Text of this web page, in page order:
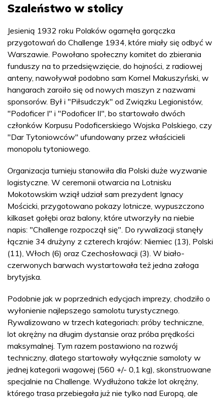
Szaleństwo w stolicy
Jesienią 1932 roku Polaków ogarnęła gorączka
przygotowań do Challenge 1934, które miały się odbyć w
Warszawie. Powołano społeczny komitet do zbierania
funduszy na to przedsięwzięcie, do hojności, z radiowej
anteny, nawoływał podobno sam Kornel Makuszyński, w
hangarach zaroiło się od nowych maszyn z nazwami
sponsorów. Był i "Piłsudczyk" od Związku Legionistów,
"Podoficer I" i "Podoficer II", bo startowało dwóch
członków Korpusu Podoficerskiego Wojska Polskiego, czy
"Dar Tytoniowców" ufundowany przez właścicieli
monopolu tytoniowego.
Organizacja turnieju stanowiła dla Polski duże wyzwanie
logistyczne. W ceremonii otwarcia na Lotnisku
Mokotowskim wziął udział sam prezydent Ignacy
Mościcki, przygotowano pokazy lotnicze, wypuszczono
kilkaset gołębi oraz balony, które utworzyły na niebie
napis: "Challenge rozpoczął się". Do rywalizacji stanęły
łącznie 34 drużyny z czterech krajów: Niemiec (13), Polski
(11), Włoch (6) oraz Czechosłowacji (3). W biało-
czerwonych barwach wystartowała też jedna załoga
brytyjska.
Podobnie jak w poprzednich edycjach imprezy, chodziło o
wyłonienie najlepszego samolotu turystycznego.
Rywalizowano w trzech kategoriach: próby techniczne,
lot okrężny na długim dystansie oraz próba prędkości
maksymalnej. Tym razem postawiono na rozwój
techniczny, dlatego startowały wyłącznie samoloty w
jednej kategorii wagowej (560 +/- 0,1 kg), skonstruowane
specjalnie na Challenge. Wydłużono także lot okrężny,
którego trasa przebiegała już nie tylko nad Europą, ale